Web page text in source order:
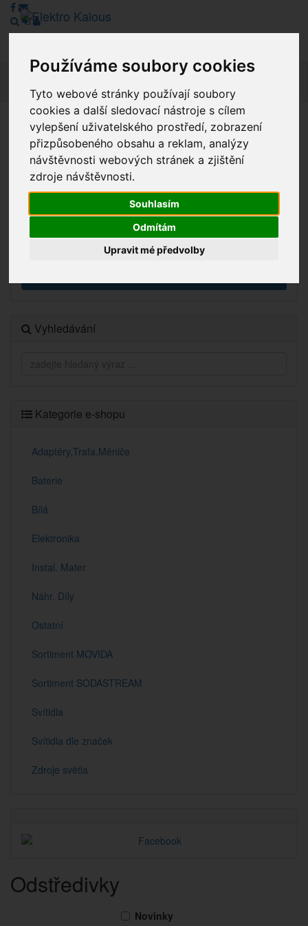
Používáme soubory cookies
Tyto webové stránky používají soubory
cookies a další sledovací nástroje s cílem
vylepšení uživatelského prostředí, zobrazení
přizpůsobeného obsahu a reklam, analýzy
návštěvnosti webových stránek a zjištění
zdroje návštěvnosti.
Souhlasím
Odmítám
Upravit mé předvolby
Vážení zákazníci, v tuto chvíli je Náš internetový obchod v
režimu Katalogu. Objednávky on-line nyní nelze vyřídit.
Děkujeme za pochopení.
Výprodej
Vyhledávání
Kategorie e-shopu
Adaptéry,Trafa,Měniče
Baterie
Bílá
Elektronika
Instal. Mater
Náhr. Díly
Ostatní
Sortiment MOVIDA
Sortiment SODASTREAM
Svítidla
Svítidla dle značek
Zdroje světla
Odstředivky
Novinky